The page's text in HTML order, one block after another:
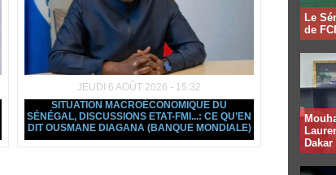
JEUDI 6 AOÛT 2026 - 15:32
SITUATION MACROÉCONOMIQUE DU
SÉNÉGAL, DISCUSSIONS ETAT-FMI...: CE QU’EN
DIT OUSMANE DIAGANA (BANQUE MONDIALE)
Le
de
Dakar